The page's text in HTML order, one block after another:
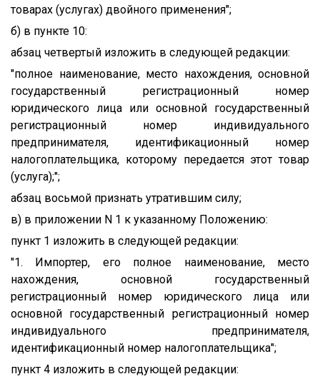
товарах (услугах) двойного применения";
б) в пункте 10:
абзац четвертый изложить в следующей редакции:
"полное наименование, место нахождения, основной
государственный регистрационный номер
юридического лица или основной государственный
регистрационный номер индивидуального
предпринимателя, идентификационный номер
налогоплательщика, которому передается этот товар
(услуга);";
абзац восьмой признать утратившим силу;
в) в приложении N 1 к указанному Положению:
пункт 1 изложить в следующей редакции:
"1. Импортер, его полное наименование, место
нахождения, основной государственный
регистрационный номер юридического лица или
основной государственный регистрационный номер
индивидуального предпринимателя,
идентификационный номер налогоплательщика";
пункт 4 изложить в следующей редакции: